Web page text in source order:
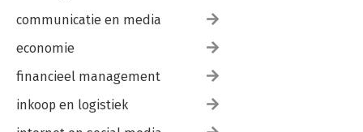
communicatie en media
economie
financieel management
inkoop en logistiek